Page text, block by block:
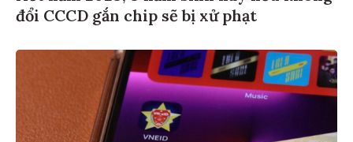
đổi CCCD gắn chip sẽ bị xử phạt